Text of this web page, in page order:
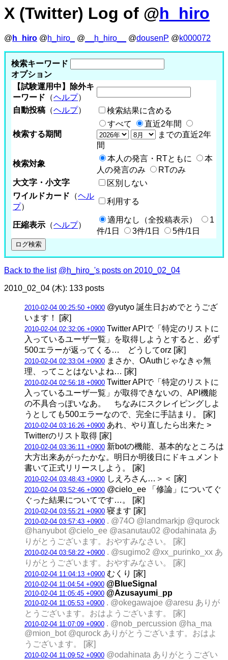
X (Twitter) Log of @h_hiro
@ h_hiro @h_hiro_ @ __h_hiro__ @dousenP @k000072
検索キーワード
オプション
【試験運用中】除外キ
ーワード （ヘルプ）
自動投稿 （ヘルプ） 検索結果に含める
検索する期間
すべて
直近2年間
までの直近2年
間
検索対象
本人の発言・RTともに
本
人の発言のみ
RTのみ
大文字・小文字
区別しない
ワイルドカード （ヘル
プ）
利用する
圧縮表示 （ヘルプ）
適用なし（全投稿表示）
1
件/1日
3件/1日 5件/1日
Back to the list @h_hiro_'s posts on 2010_02_04
2010_02_04 (木): 133 posts
2010-02-04 00:25:50 +0900 @yutyo 誕生日おめでとうござ
います！ [家]
2010-02-04 02:32:06 +0900 Twitter APIで「特定のリストに
入っているユーザ一覧」を取得しようとすると、必ず
500エラーが返ってくる… どうしてorz [家]
2010-02-04 02:33:04 +0900 まさか、OAuthじゃなきゃ無
理、ってことはないよね… [家]
2010-02-04 02:56:18 +0900 Twitter APIで「特定のリストに
入っているユーザ一覧」が取得できないの、API機能
の不具合っぽいなあ。 ちなみにスクレイピングしよ
うとしても500エラーなので、完全に手詰まり。 [家]
2010-02-04 03:16:26 +0900 あれ、やり直したら出来た >
Twitterのリスト取得 [家]
2010-02-04 03:36:11 +0900 新botの機能、基本的なところは
大方出来あがったかな。明日か明後日にドキュメント
書いて正式リリースしよう。 [家]
2010-02-04 03:48:43 +0900 しえろさん…＞＜ [家]
2010-02-04 03:52:46 +0900 @cielo_ee 「修論」についてぐ
ぐった結果についてです…。 [家]
2010-02-04 03:55:21 +0900 寝ます [家]
2010-02-04 03:57:43 +0900 . @74O @landmarkjp @qurock
@hanyubot @cielo_ee @asanutau02 @odahinata あ
りがとうございます。おやすみなさい。 [家]
2010-02-04 03:58:22 +0900 . @sugimo2 @xx_purinko_xx あ
りがとうございます。おやすみなさい。 [家]
2010-02-04 11:04:13 +0900 むくり [家]
2010-02-04 11:04:54 +0900 @BlueSignal
2010-02-04 11:05:45 +0900 @Azusayumi_pp
2010-02-04 11:05:53 +0900 . @okegawajoe @aresu ありが
とうございます。おはようございます。 [家]
2010-02-04 11:07:09 +0900 . @nob_percussion @ha_ma
@mion_bot @qurock ありがとうございます。おはよ
うございます。 [家]
2010-02-04 11:09:52 +0900 @odahinata ありがとうござい